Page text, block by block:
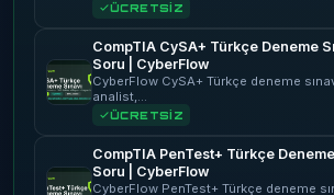
ÜCRETSİZ
CompTIA CySA+ Türkçe Deneme
Soru | CyberFlow
CyberFlow CySA+ Türkçe deneme
analist,…
ÜCRETSİZ
CompTIA PenTest+ Türkçe Deneme
Soru | CyberFlow
CyberFlow PenTest+ Türkçe deneme